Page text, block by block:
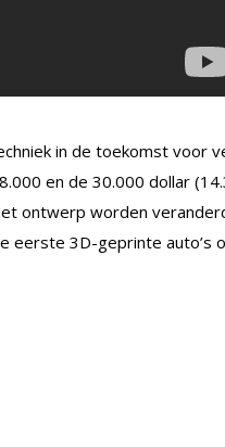
in de toekomst voor
en de 30.000 dollar
ontwerp worden
eerste 3D-geprinte auto’s